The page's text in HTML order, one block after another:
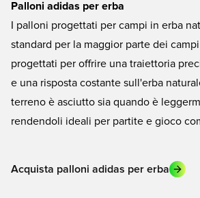
Palloni adidas per erba
I palloni progettati per campi in erba
standard per la maggior parte dei
progettati per offrire una traiettoria
e una risposta costante sull'erba
terreno è asciutto sia quando è
rendendoli ideali per partite e gioco
Acquista palloni adidas per erba